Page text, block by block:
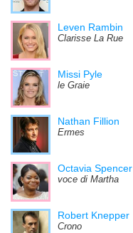
Leven Rambin
Clarisse La Rue
Missi Pyle
le Graie
Nathan Fillion
Ermes
Octavia Spencer
voce di Martha
Robert Knepper
Crono